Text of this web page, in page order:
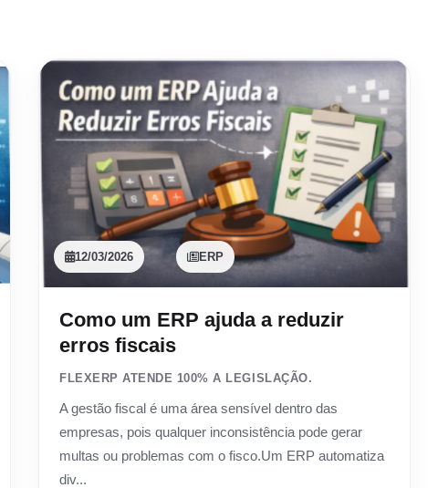
12/03/2026 ERP
Como um ERP ajuda a reduzir
erros fiscais
FLEXERP ATENDE 100% A LEGISLAÇÃO.
A gestão fiscal é uma área sensível dentro das
empresas, pois qualquer inconsistência pode gerar
multas ou problemas com o fisco.Um ERP automatiza
div...